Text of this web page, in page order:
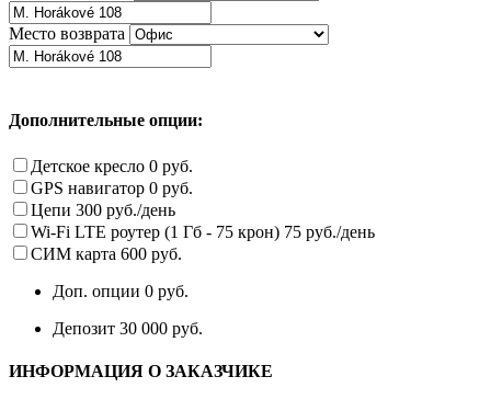
Место возврата
Дополнительные опции:
Детское кресло 0 руб.
GPS навигатор 0 руб.
Цепи 300 руб./день
Wi-Fi LTE роутер (1 Гб - 75 крон) 75 руб./день
СИМ карта 600 руб.
Доп. опции 0 руб.
Депозит 30 000 руб.
ИНФОРМАЦИЯ О ЗАКАЗЧИКЕ